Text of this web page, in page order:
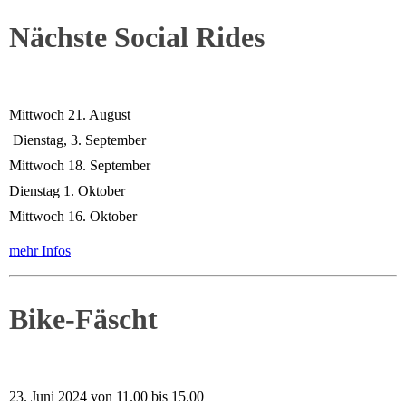
Nächste Social Rides
Mittwoch 21. August
Dienstag, 3. September
Mittwoch 18. September
Dienstag 1. Oktober
Mittwoch 16. Oktober
mehr Infos
Bike-Fäscht
23. Juni 2024 von 11.00 bis 15.00